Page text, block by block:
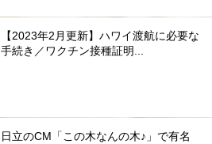
【2023年2月更新】ハワイ渡航に必要な
手続き／ワクチン接種証明...
日立のCM「この木なんの木♪」で有名